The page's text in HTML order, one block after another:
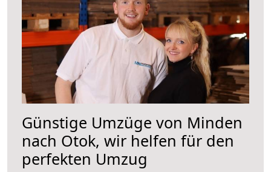
Günstige Umzüge von Minden
nach Otok, wir helfen für den
perfekten Umzug